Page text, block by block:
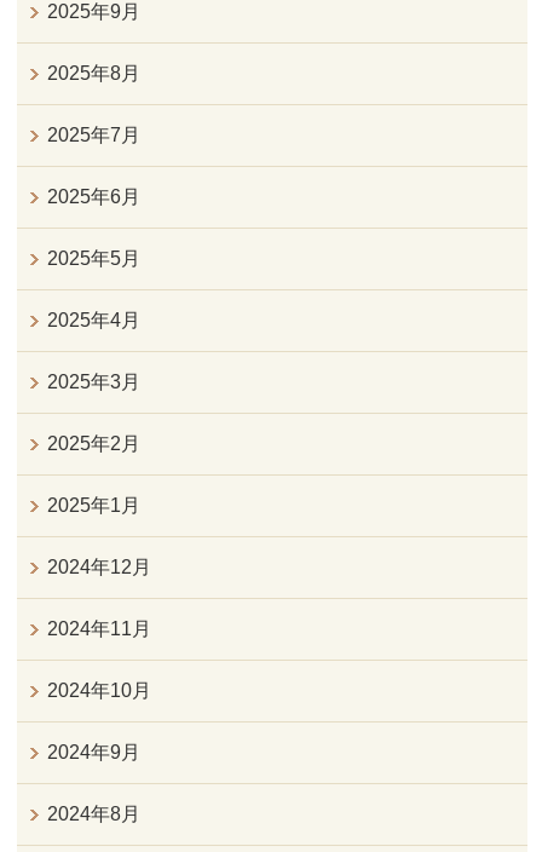
2025年9月
2025年8月
2025年7月
2025年6月
2025年5月
2025年4月
2025年3月
2025年2月
2025年1月
2024年12月
2024年11月
2024年10月
2024年9月
2024年8月